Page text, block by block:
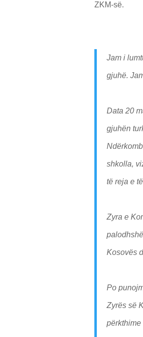
ZKM-së.
Jam i
gjuhë.
Data 20
gjuhën
shkolla,
të reja e
Zyra e
Kosovës
Po
Zyrës së